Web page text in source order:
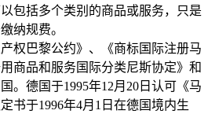
包括多个类别的商品或服务，只是
纳规费。
权巴黎公约》、《商标国际注册马
商品和服务国际分类尼斯协定》和
。德国于1995年12月20日认可《马
书于1996年4月1日在德国境内生